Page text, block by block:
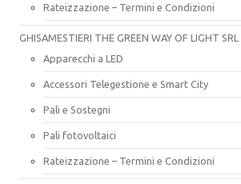
Rateizzazione – Termini e Condizioni
GHISAMESTIERI THE GREEN WAY OF LIGHT SRL
Apparecchi a LED
Accessori Telegestione e Smart City
Pali e Sostegni
Pali fotovoltaici
Rateizzazione – Termini e Condizioni